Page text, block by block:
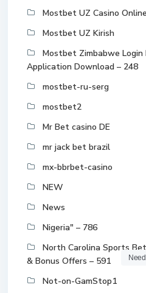
Mostbet UZ Casino Online
Mostbet UZ Kirish
Mostbet Zimbabwe
Application Download – 248
mostbet-ru-serg
mostbet2
Mr Bet casino DE
mr jack bet brazil
mx-bbrbet-casino
NEW
News
Nigeria" – 786
North Carolina Sports
& Bonus Offers – 591
Not-on-GamStop1